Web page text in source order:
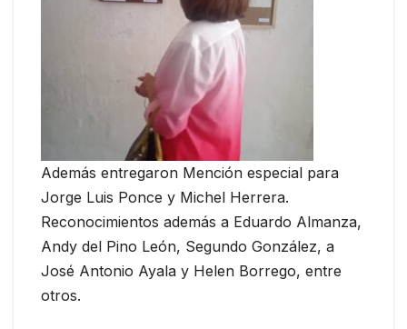
Además entregaron Mención especial para
Jorge Luis Ponce y Michel Herrera.
Reconocimientos además a Eduardo Almanza,
Andy del Pino León, Segundo González, a
José Antonio Ayala y Helen Borrego, entre
otros.